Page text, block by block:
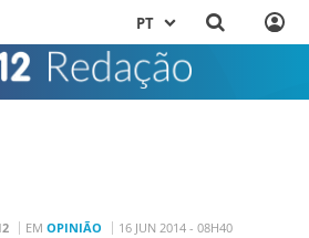
PT
EM OPINIÃO 16 JUN 2014 - 08H40